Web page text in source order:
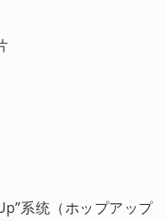
系统（ホップアップ